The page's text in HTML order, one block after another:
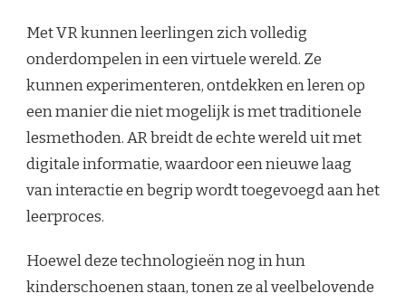
Met VR kunnen leerlingen zich volledig
onderdompelen in een virtuele wereld. Ze
kunnen experimenteren, ontdekken en leren op
een manier die niet mogelijk is met traditionele
lesmethoden. AR breidt de echte wereld uit met
digitale informatie, waardoor een nieuwe laag
van interactie en begrip wordt toegevoegd aan het
leerproces.
Hoewel deze technologieën nog in hun
kinderschoenen staan, tonen ze al veelbelovende